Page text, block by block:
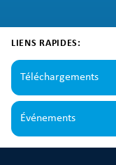
LIENS RAPIDES:
Téléchargements
Événements